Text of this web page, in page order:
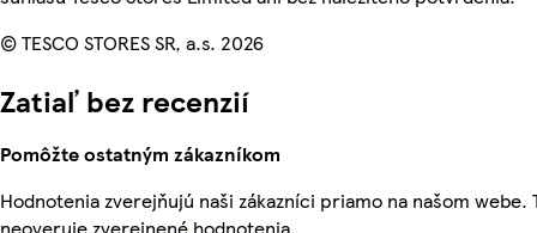
© TESCO STORES SR, a.s. 2026
Zatiaľ bez recenzií
Pomôžte ostatným zákazníkom
Hodnotenia zverejňujú naši zákazníci priamo na našom webe.
neoveruje zverejnené hodnotenia.